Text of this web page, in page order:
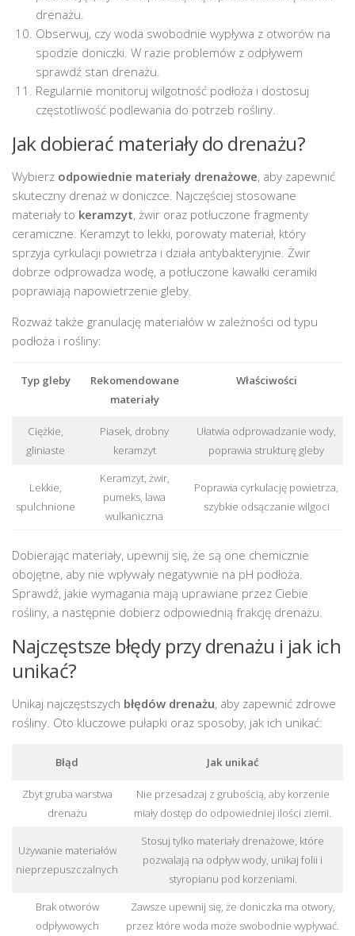
drenażu.
Obserwuj, czy woda swobodnie wypływa z otworów na
spodzie doniczki. W razie problemów z odpływem
sprawdź stan drenażu.
Regularnie monitoruj wilgotność podłoża i dostosuj
częstotliwość podlewania do potrzeb rośliny.
Jak dobierać materiały do drenażu?
Wybierz odpowiednie materiały drenażowe, aby zapewnić
skuteczny drenaż w doniczce. Najczęściej stosowane
materiały to keramzyt, żwir oraz potłuczone fragmenty
ceramiczne. Keramzyt to lekki, porowaty materiał, który
sprzyja cyrkulacji powietrza i działa antybakteryjnie. Żwir
dobrze odprowadza wodę, a potłuczone kawałki ceramiki
poprawiają napowietrzenie gleby.
Rozważ także granulację materiałów w zależności od typu
podłoża i rośliny:
Typ gleby
Rekomendowane
materiały
Właściwości
Ciężkie,
gliniaste
Piasek, drobny
keramzyt
Ułatwia odprowadzanie wody,
poprawia strukturę gleby
Lekkie,
spulchnione
Keramzyt, żwir,
pumeks, lawa
wulkaniczna
Poprawia cyrkulację powietrza,
szybkie odsączanie wilgoci
Dobierając materiały, upewnij się, że są one chemicznie
obojętne, aby nie wpływały negatywnie na pH podłoża.
Sprawdź, jakie wymagania mają uprawiane przez Ciebie
rośliny, a następnie dobierz odpowiednią frakcję drenażu.
Najczęstsze błędy przy drenażu i jak ich
unikać?
Unikaj najczęstszych błędów drenażu, aby zapewnić zdrowe
rośliny. Oto kluczowe pułapki oraz sposoby, jak ich unikać:
Błąd Jak unikać
Zbyt gruba warstwa
drenażu
Nie przesadzaj z grubością, aby korzenie
miały dostęp do odpowiedniej ilości ziemi.
Używanie materiałów
nieprzepuszczalnych
Stosuj tylko materiały drenażowe, które
pozwalają na odpływ wody, unikaj folii i
styropianu pod korzeniami.
Brak otworów
odpływowych
Zawsze upewnij się, że doniczka ma otwory,
przez które woda może swobodnie wypływać.